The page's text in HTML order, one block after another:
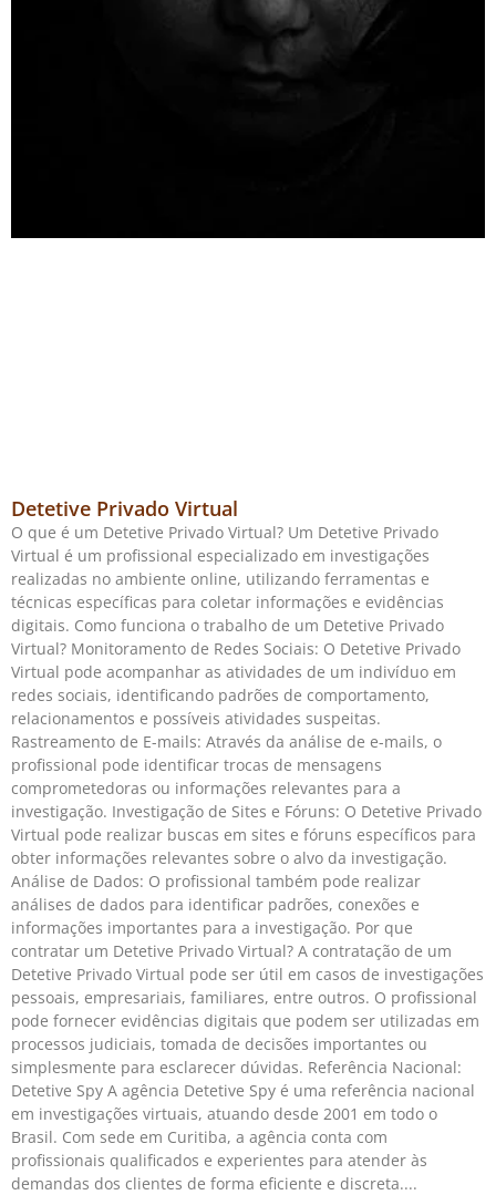
Detetive Privado Virtual
O que é um Detetive Privado Virtual? Um Detetive Privado
Virtual é um profissional especializado em investigações
realizadas no ambiente online, utilizando ferramentas e
técnicas específicas para coletar informações e evidências
digitais. Como funciona o trabalho de um Detetive Privado
Virtual? Monitoramento de Redes Sociais: O Detetive Privado
Virtual pode acompanhar as atividades de um indivíduo em
redes sociais, identificando padrões de comportamento,
relacionamentos e possíveis atividades suspeitas.
Rastreamento de E-mails: Através da análise de e-mails, o
profissional pode identificar trocas de mensagens
comprometedoras ou informações relevantes para a
investigação. Investigação de Sites e Fóruns: O Detetive Privado
Virtual pode realizar buscas em sites e fóruns específicos para
obter informações relevantes sobre o alvo da investigação.
Análise de Dados: O profissional também pode realizar
análises de dados para identificar padrões, conexões e
informações importantes para a investigação. Por que
contratar um Detetive Privado Virtual? A contratação de um
Detetive Privado Virtual pode ser útil em casos de investigações
pessoais, empresariais, familiares, entre outros. O profissional
pode fornecer evidências digitais que podem ser utilizadas em
processos judiciais, tomada de decisões importantes ou
simplesmente para esclarecer dúvidas. Referência Nacional:
Detetive Spy A agência Detetive Spy é uma referência nacional
em investigações virtuais, atuando desde 2001 em todo o
Brasil. Com sede em Curitiba, a agência conta com
profissionais qualificados e experientes para atender às
demandas dos clientes de forma eficiente e discreta.